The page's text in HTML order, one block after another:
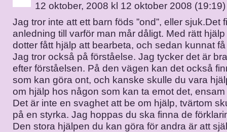
12 oktober, 2008 kl 12 oktober 2008 (19:19)
Jag tror inte att ett barn föds ”ond”, eller sjuk.Det
anledning till varför man mår dåligt. Med rätt
dotter fått hjälp att bearbeta, och sedan kunnat
Jag tror också på förståelse. Jag tycker det är
efter förståelsen. På den vägen kan det också
som kan göra ont, och kanske skulle du vara
om hjälp hos någon som kan ta emot det,
Det är inte en svaghet att be om hjälp, tvärtom
på en styrka. Jag hoppas du ska finna de
Den stora hjälpen du kan göra för andra är att